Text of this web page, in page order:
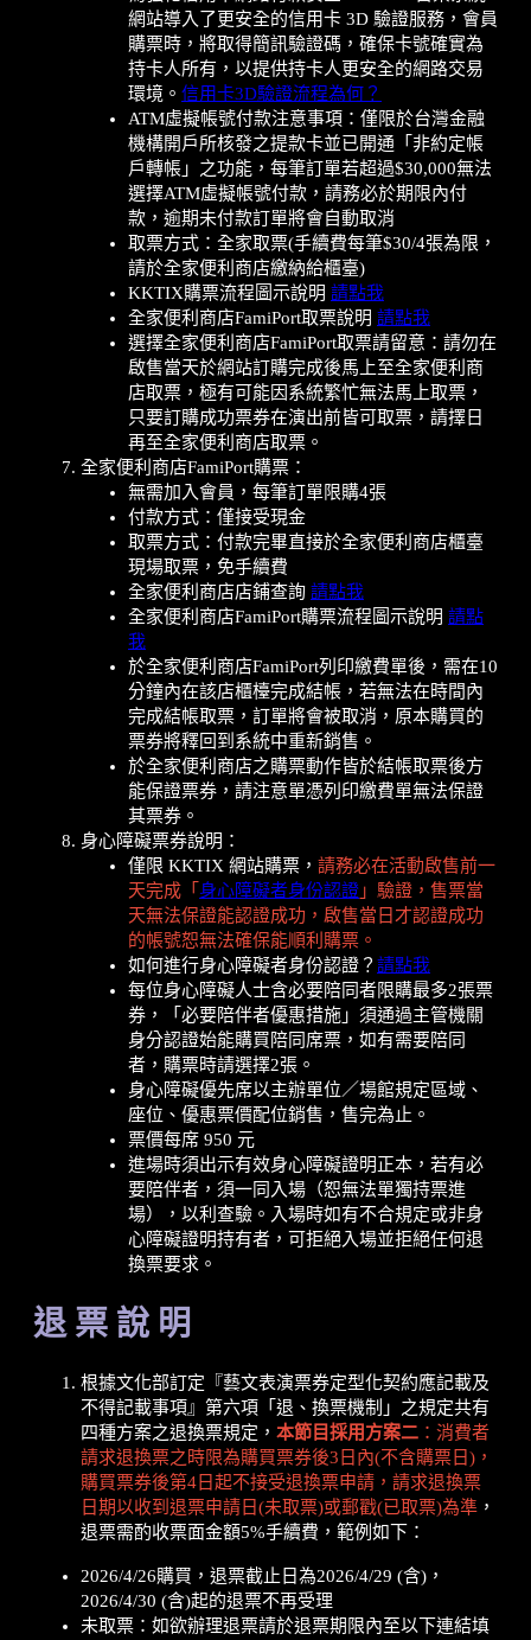
網站導入了更安全的信用卡 3D 驗證服務，會員
購票時，將取得簡訊驗證碼，確保卡號確實為
持卡人所有，以提供持卡人更安全的網路交易
環境。 信用卡3D驗證流程為何？
ATM虛擬帳號付款注意事項：僅限於台灣金融
機構開戶所核發之提款卡並已開通「非約定帳
戶轉帳」之功能，每筆訂單若超過$30,000無法
選擇ATM虛擬帳號付款，請務必於期限內付
款，逾期未付款訂單將會自動取消
取票方式：全家取票(手續費每筆$30/4張為限，
請於全家便利商店繳納給櫃臺)
KKTIX購票流程圖示說明 請點我
全家便利商店FamiPort取票說明 請點我
選擇全家便利商店FamiPort取票請留意：請勿在
啟售當天於網站訂購完成後馬上至全家便利商
店取票，極有可能因系統繁忙無法馬上取票，
只要訂購成功票券在演出前皆可取票，請擇日
再至全家便利商店取票。
全家便利商店FamiPort購票：
無需加入會員，每筆訂單限購4張
付款方式：僅接受現金
取票方式：付款完畢直接於全家便利商店櫃臺
現場取票，免手續費
全家便利商店店鋪查詢 請點我
全家便利商店FamiPort購票流程圖示說明 請點
我
於全家便利商店FamiPort列印繳費單後，需在10
分鐘內在該店櫃檯完成結帳，若無法在時間內
完成結帳取票，訂單將會被取消，原本購買的
票券將釋回到系統中重新銷售。
於全家便利商店之購票動作皆於結帳取票後方
能保證票券，請注意單憑列印繳費單無法保證
其票券。
身心障礙票券說明：
僅限 KKTIX 網站購票， 請務必在活動啟售前一
天完成「 身心障礙者身份認證 」驗證，售票當
天無法保證能認證成功，啟售當日才認證成功
的帳號恕無法確保能順利購票。
如何進行身心障礙者身份認證？ 請點我
每位身心障礙人士含必要陪同者限購最多2張票
券，「必要陪伴者優惠措施」須通過主管機關
身分認證始能購買陪同席票，如有需要陪同
者，購票時請選擇2張。
身心障礙優先席以主辦單位／場館規定區域、
座位、優惠票價配位銷售，售完為止。
票價每席 950 元
進場時須出示有效身心障礙證明正本，若有必
要陪伴者，須一同入場（恕無法單獨持票進
場），以利查驗。入場時如有不合規定或非身
心障礙證明持有者，可拒絕入場並拒絕任何退
換票要求。
退 票 說 明
根據文化部訂定『藝文表演票券定型化契約應記載及
不得記載事項』第六項「退、換票機制」之規定共有
四種方案之退換票規定， 本節目採用方案二 ：消費者
請求退換票之時限為購買票券後3日內(不含購票日)，
購買票券後第4日起不接受退換票申請，請求退換票
日期以收到退票申請日(未取票)或郵戳(已取票)為準 ，
退票需酌收票面金額5%手續費，範例如下：
2026/4/26購買，退票截止日為2026/4/29 (含)，
2026/4/30 (含)起的退票不再受理
未取票：如欲辦理退票請於退票期限內至以下連結填